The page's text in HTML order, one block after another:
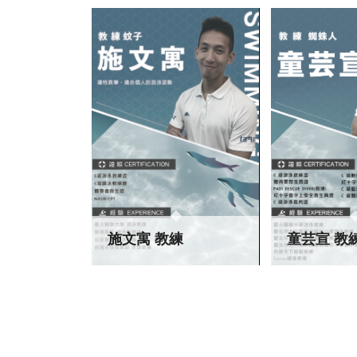
施文寓 教練 童芸宣 教